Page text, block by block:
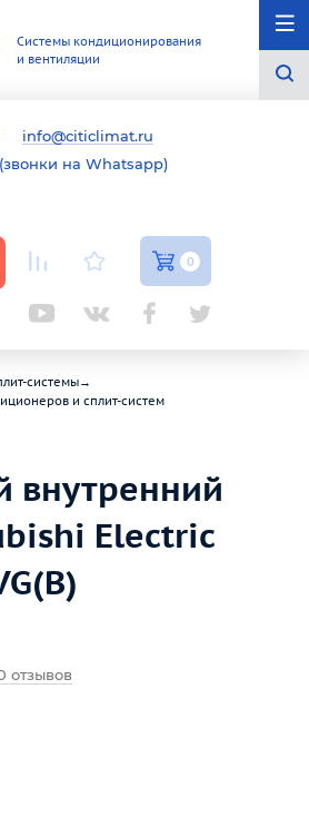
Системы кондиционирования
и вентиляции
info@citiclimat.ru
(звонки на Whatsapp)
0
системы→
и сплит-систем
внутренний
Electric
отзывов